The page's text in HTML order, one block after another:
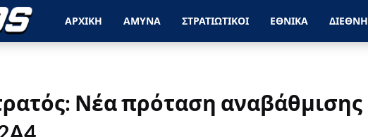
ΑΡΧΙΚΗ ΑΜΥΝΑ ΣΤΡΑΤΙΩΤΙΚΟΙ ΕΘΝΙΚΑ ΔΙΕΘΝΗ
Νέα πρόταση αναβάθμισης